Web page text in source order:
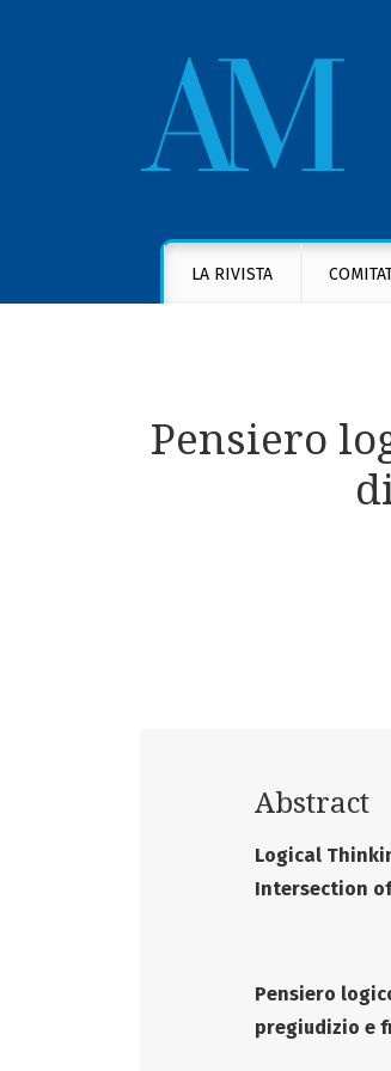
LA RIVISTA
Pensiero
Abstract
Logical
Intersection
Pensiero
pregiudizio e